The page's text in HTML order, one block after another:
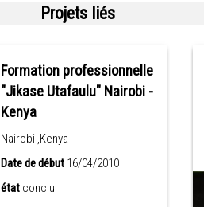
Projets liés
Formation professionnelle
"Jikase Utafaulu" Nairobi -
Kenya
Nairobi ,Kenya
Date de début16/04/2010
état conclu